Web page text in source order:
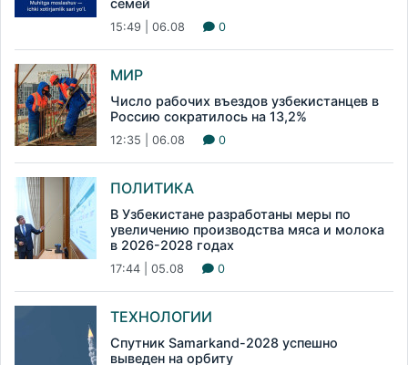
семей
15:49 | 06.08 0
МИР
Число рабочих въездов узбекистанцев в
Россию сократилось на 13,2%
12:35 | 06.08 0
ПОЛИТИКА
В Узбекистане разработаны меры по
увеличению производства мяса и молока
в 2026-2028 годах
17:44 | 05.08 0
ТЕХНОЛОГИИ
Спутник Samarkand-2028 успешно
выведен на орбиту